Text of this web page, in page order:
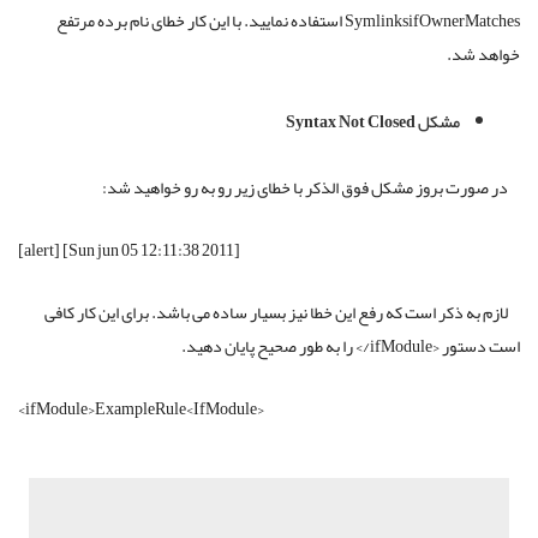
SymlinksifOwnerMatchesاستفاده نمایید.با این کار خطای نام برده مرتفع
خواهد شد.
مشکل
در صورت بروز مشکل فوق الذکر با خطای زیر رو به رو خواهید شد:
[Sun jun 05 12:11:38 2011] [alert]
لازم به ذکر است که رفع این خطا نیز بسیار ساده می باشد.برای این کار کافی
است دستور<ifModule/> را به طور صحیح پایان دهید.
<ifModule>ExampleRule<IfModule>